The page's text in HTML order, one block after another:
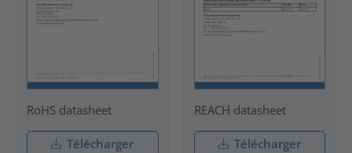
RoHS datasheet
Télécharger
REACH datasheet
Télécharger